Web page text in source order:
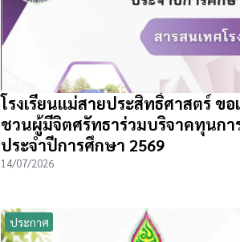
โรงเรียนแม่สายประสิทธิ์ศาสตร์ ข
ชวนผู้มีจิตศรัทธาร่วมบริจาคทุนกา
ประจำปีการศึกษา 2569
14/07/2026
ประกาศ